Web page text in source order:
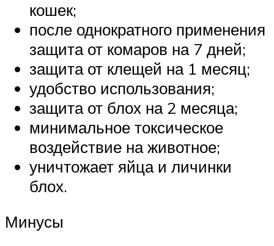
кошек;
после однократного применения
защита от комаров на 7 дней;
защита от клещей на 1 месяц;
удобство использования;
защита от блох на 2 месяца;
минимальное токсическое
воздействие на животное;
уничтожает яйца и личинки
блох.
Минусы